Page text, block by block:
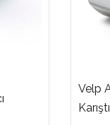
Velp